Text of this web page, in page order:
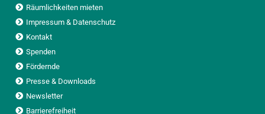
Räumlichkeiten mieten
Impressum & Datenschutz
Kontakt
Spenden
Fördernde
Presse & Downloads
Newsletter
Barrierefreiheit